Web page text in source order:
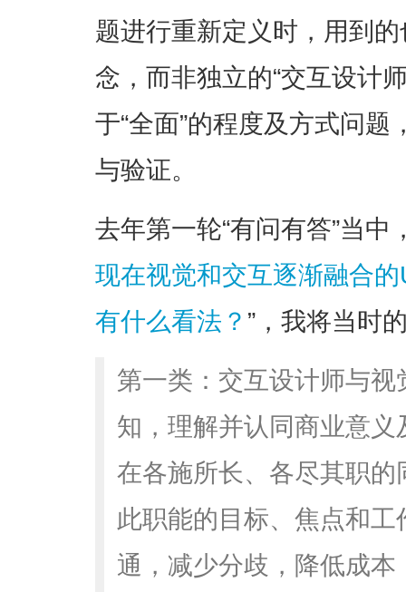
题进行重新定义时，用到
念，而非独立的“交互设计
于“全面”的程度及方式问
与验证。
去年第一轮“有问有答”当中
现在视觉和交互逐渐融合
有什么看法？ ”，我将当时
第一类：交互设计师与
知，理解并认同商业意
在各施所长、各尽其职
此职能的目标、焦点和
通，减少分歧，降低成